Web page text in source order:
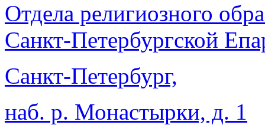
Отдела религиозного
Санкт-Петербургской
Санкт-Петербург,
наб. р. Монастырки, д. 1